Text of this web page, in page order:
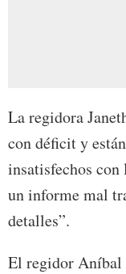
La regidora
con déficit y
insatisfechos con
un informe mal
detalles”.
El regidor Aníbal